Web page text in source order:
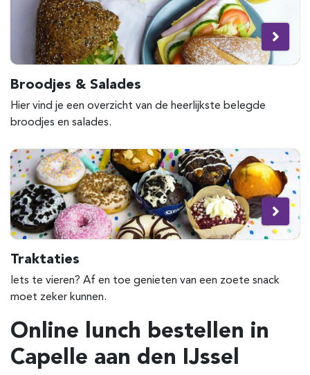
Broodjes & Salades
Hier vind je een overzicht van de heerlijkste belegde
broodjes en salades.
Traktaties
Iets te vieren? Af en toe genieten van een zoete snack
moet zeker kunnen.
Online lunch bestellen in
Capelle aan den IJssel